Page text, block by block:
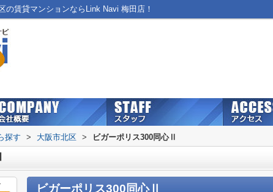
賃貸マンションならLink Navi 梅田店！
探す > 大阪市北区 > ビガーポリス300同心Ⅱ
ビガーポリス300同心Ⅱ